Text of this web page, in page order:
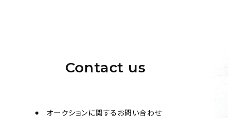
Contact us
オークションに関するお問い合わせ